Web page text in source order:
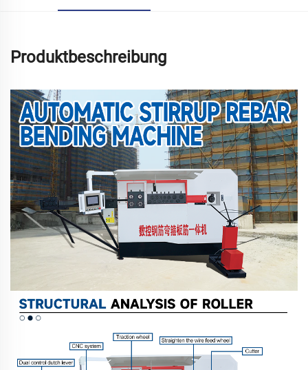
Produktbeschreibung